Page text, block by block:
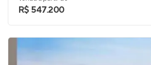
R$ 547.200